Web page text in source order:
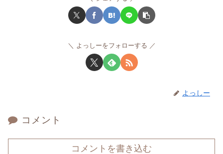
よっしーをフォローする
よっしー
コメント
コメントを書き込む